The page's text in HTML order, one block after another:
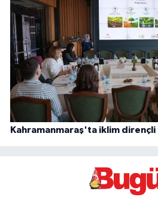
Kahramanmaraş'ta iklim dirençli